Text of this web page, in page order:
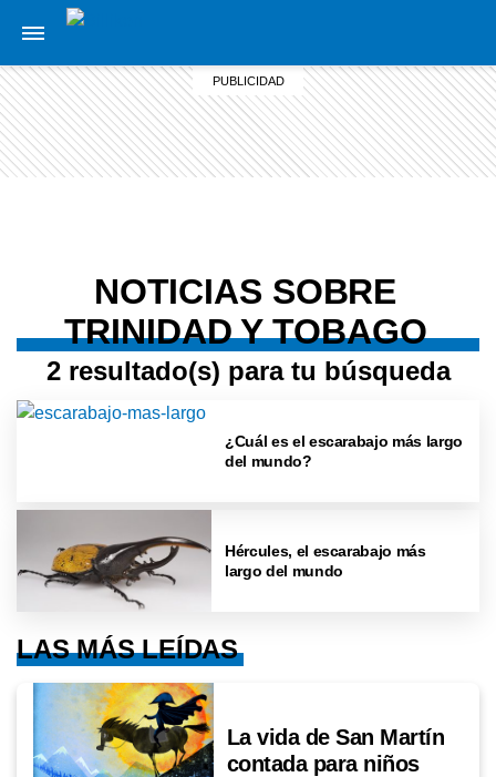
NOTICIAS SOBRE
TRINIDAD Y TOBAGO
2 resultado(s) para tu búsqueda
¿Cuál es el escarabajo más largo
del mundo?
Hércules, el escarabajo más
largo del mundo
LAS MÁS LEÍDAS
La vida de San Martín
contada para niños